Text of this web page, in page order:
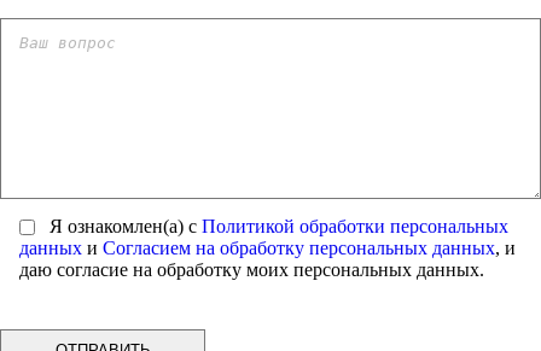
Я ознакомлен(а) с Политикой обработки персональных
данных и Согласием на обработку персональных данных, и
даю согласие на обработку моих персональных данных.